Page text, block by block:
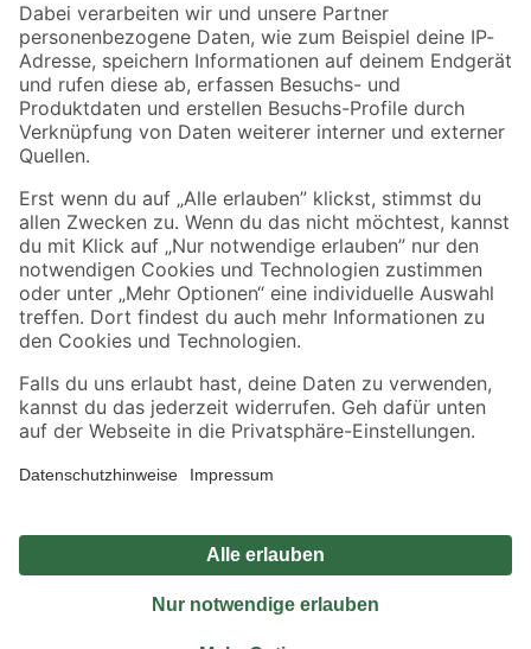
Zahlungsarten Versandarten
Sicher einkaufen
Jetzt die toom-App herunterladen
Alle Preisangaben in EUR inkl. gesetzl. MwSt.. Die dargestellten Angebote sind unter
Umständen nicht in allen Märkten verfügbar. Die angegebenen Verfügbarkeiten beziehen
Produkte nur solange der Vorrat reicht.
*Paketversand ab 59 € versandkostenfrei, gilt nicht für Artikel mit Speditionsversand, hier
Privatsphäre Impressum
Nutzungsbedingungen
Widerrufsrecht
Vertrag widerrufen